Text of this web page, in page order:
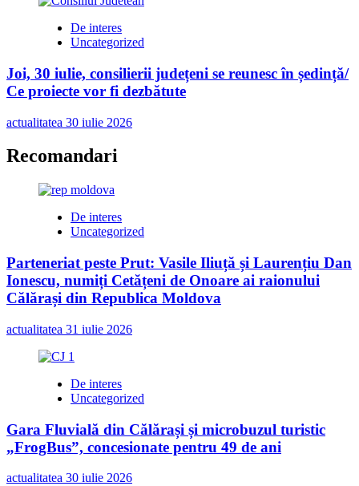
De interes
Uncategorized
Joi, 30 iulie, consilierii județeni se reunesc în ședință/
Ce proiecte vor fi dezbătute
actualitatea 30 iulie 2026
Recomandari
De interes
Uncategorized
Parteneriat peste Prut: Vasile Iliuță și Laurențiu Dan
Ionescu, numiți Cetățeni de Onoare ai raionului
Călărași din Republica Moldova
actualitatea 31 iulie 2026
De interes
Uncategorized
Gara Fluvială din Călărași și microbuzul turistic
„FrogBus”, concesionate pentru 49 de ani
actualitatea 30 iulie 2026